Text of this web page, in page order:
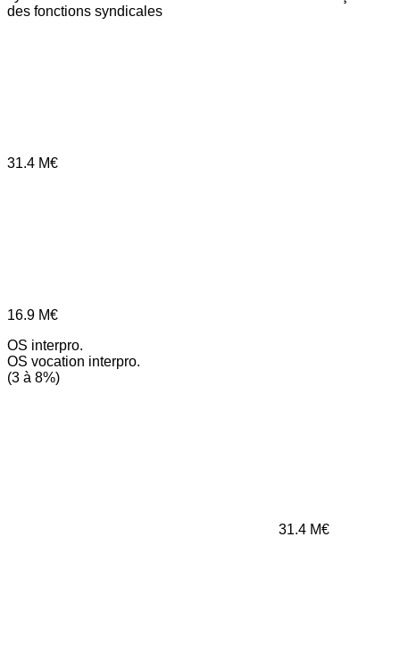
des fonctions syndicales
31.4 M€
16.9 M€
OS interpro.
OS vocation interpro.
(3 à 8%)
31.4 M€